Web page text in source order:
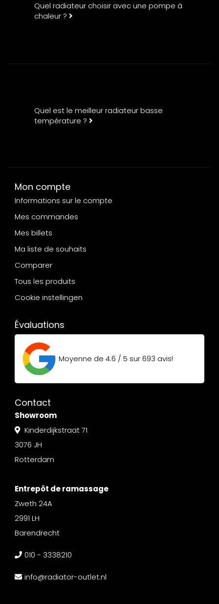
Quel radiateur choisir avec une pompe à
chaleur ?
Quel est le meilleur radiateur basse
température ?
Mon compte
Informations sur le compte
Mes commandes
Mes billets
Ma liste de souhaits
Comparer
Tous les produits
Cookie instellingen
Évaluations
Moyenne de 4.6 / 5 sur693 avis!
Contact
Showroom
Kinderdijkstraat 71
3076 JH
Rotterdam
Entrepôt de ramassage
Zweth 24A
2991 LH
Barendrecht
010 - 3338210
info@radiator-outlet.nl